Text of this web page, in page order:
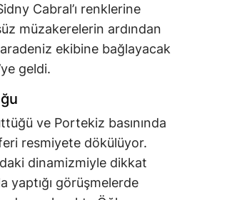
Cabral’ı renklerine
müzakerelerin ardından
ekibine bağlayacak
geldi.
ve Portekiz basınında
resmiyete dökülüyor.
dinamizmiyle dikkat
görüşmelerde